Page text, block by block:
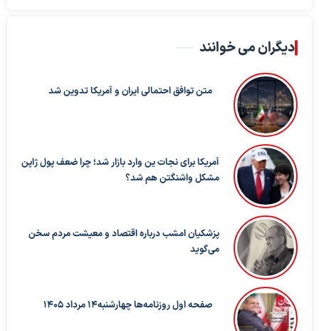
دیگران می خوانند
متن توافق احتمالی ایران و آمریکا تدوین شد
آمریکا برای نجات ین وارد بازار شد؛ چرا ضعف پول ژاپن
مشکل واشنگتن هم شد؟
پزشکیان امشب درباره اقتصاد و معیشت مردم سخن
می‌گوید
صفحه اول روزنامه‌ها چهارشنبه14 مرداد 1405